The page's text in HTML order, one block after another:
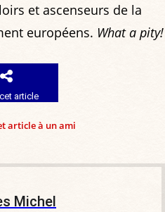
et ascenseurs de la
européens. What a pity!
article
article à un ami
Michel